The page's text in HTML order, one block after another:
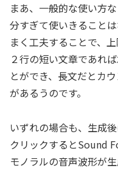
まあ、一般的な使い方
分すぎて使いきること
まく工夫することで、
２行の短い文章であれ
とができ、長文だとカ
があるうのです。
いずれの場合も、生成
クリックするとSound
モノラルの音声波形が